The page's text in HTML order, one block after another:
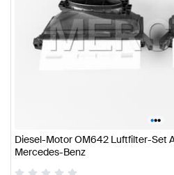
•••
Diesel-Motor OM642 Luftfilter-Set
Mercedes-Benz